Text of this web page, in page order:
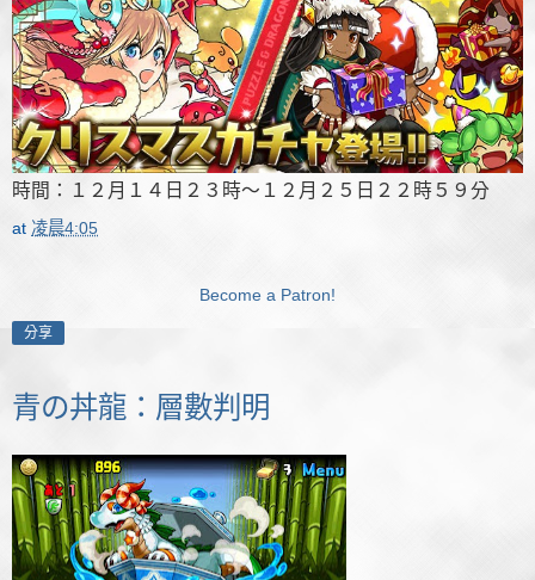
時間：１２月１４日２３時～１２月２５日２２時５９分
at 凌晨4:05
Become a Patron!
分享
青の丼龍：層數判明